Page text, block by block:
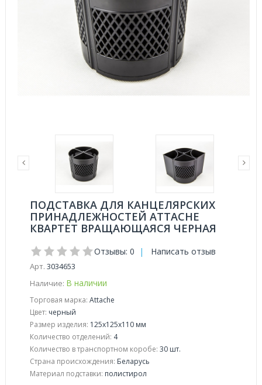
ПОДСТАВКА ДЛЯ КАНЦЕЛЯРСКИХ
ПРИНАДЛЕЖНОСТЕЙ ATTACHE
КВАРТЕТ ВРАЩАЮЩАЯСЯ ЧЕРНАЯ
Отзывы: 0 | Написать отзыв
Арт. 3034653
Наличие: В наличии
Торговая марка: Attache
Цвет: черный
Размер изделия: 125х125х110 мм
Количество отделений: 4
Количество в транспортном коробе: 30 шт.
Страна происхождения: Беларусь
Материал подставки: полистирол